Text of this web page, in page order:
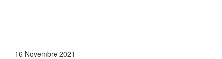
16 Novembre 2021